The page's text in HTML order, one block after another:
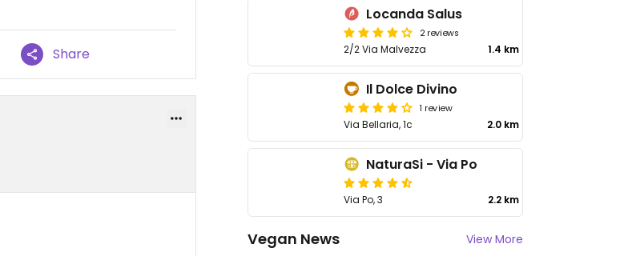
Share
Locanda Salus
2 reviews
2/2 Via Malvezza 1.4 km
Il Dolce Divino
1 review
Via Bellaria, 1c 2.0 km
NaturaSi - Via Po
Via Po, 3 2.2 km
Vegan News View More